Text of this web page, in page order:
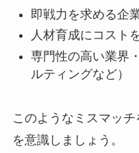
即戦力を求める企
人材育成にコスト
専門性の高い業界
ルティングなど）
このようなミスマッ
を意識しましょう。